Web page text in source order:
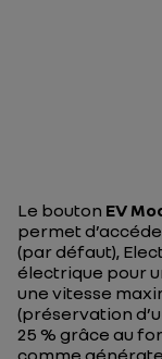
Le bouton EV
permet
(par défaut),
électrique pour
une vitesse
(préservation
25 % grâce au
comme